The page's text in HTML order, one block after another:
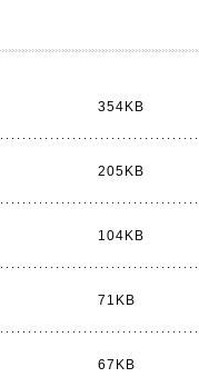
354KB
205KB
104KB
71KB
67KB